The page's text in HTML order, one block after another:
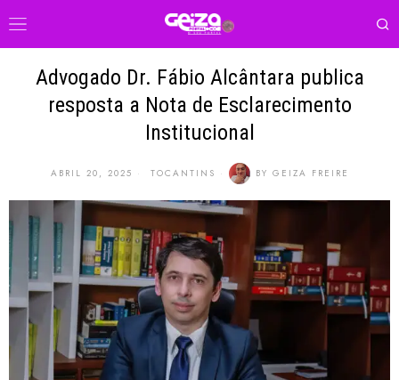
Advogado Dr. Fábio Alcântara publica
resposta a Nota de Esclarecimento
Institucional
ABRIL 20, 2025 TOCANTINS BY GEIZA FREIRE